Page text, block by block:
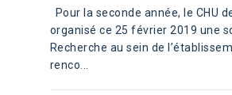
Pour la seconde année, le CHU
organisé ce 25 février 2019 une
Recherche au sein de
renco...